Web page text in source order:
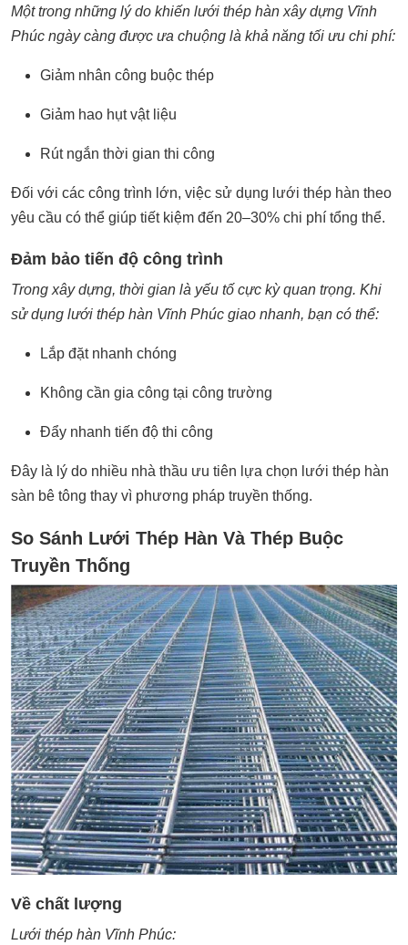
Một trong những lý do khiến lưới thép hàn xây dựng Vĩnh
Phúc ngày càng được ưa chuộng là khả năng tối ưu chi phí:
Giảm nhân công buộc thép
Giảm hao hụt vật liệu
Rút ngắn thời gian thi công
Đối với các công trình lớn, việc sử dụng lưới thép hàn theo
yêu cầu có thể giúp tiết kiệm đến 20–30% chi phí tổng thể.
Đảm bảo tiến độ công trình
Trong xây dựng, thời gian là yếu tố cực kỳ quan trọng. Khi
sử dụng lưới thép hàn Vĩnh Phúc giao nhanh, bạn có thể:
Lắp đặt nhanh chóng
Không cần gia công tại công trường
Đẩy nhanh tiến độ thi công
Đây là lý do nhiều nhà thầu ưu tiên lựa chọn lưới thép hàn
sàn bê tông thay vì phương pháp truyền thống.
So Sánh Lưới Thép Hàn Và Thép Buộc
Truyền Thống
Về chất lượng
Lưới thép hàn Vĩnh Phúc: